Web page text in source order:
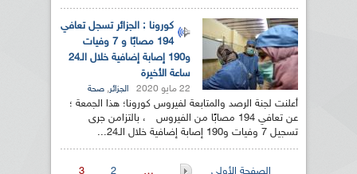
كورونا : الجزائر تسجل تعافي
194 مصابًا و 7 وفيات
و190 إصابة إضافية خلال الـ24
ساعة الأخيرة
22 مايو 2020 الجزائر, صحة
أعلنت لجنة الرصد والمتابعة لفيروس كورونا؛ هذا الجمعة ؛
عن تعافي 194 مصابًا من الفيروس ، بالتزامن جرى
تسجيل 7 وفيات و190 إصابة إضافية خلال الـ24...